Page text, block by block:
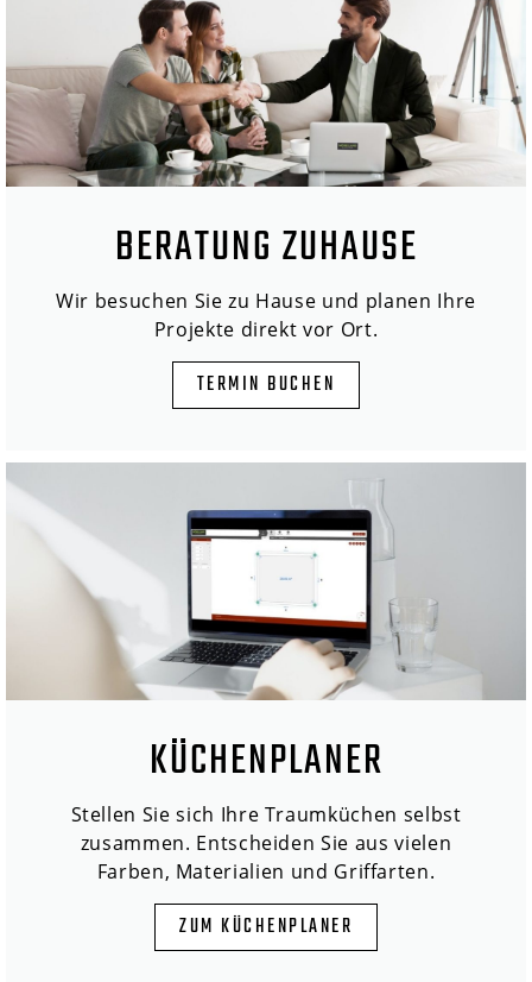
BERATUNG ZUHAUSE
Wir besuchen Sie zu Hause und planen Ihre
Projekte direkt vor Ort.
TERMIN BUCHEN
KÜCHENPLANER
Stellen Sie sich Ihre Traumküchen selbst
zusammen. Entscheiden Sie aus vielen
Farben, Materialien und Griffarten.
ZUM KÜCHENPLANER